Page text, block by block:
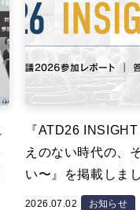
『ATD26
えのない時代の、
い〜』を掲載しま
2026.07.02 お知らせ